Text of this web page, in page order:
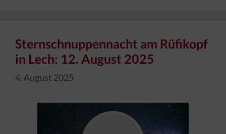
Sternschnuppennacht am Rüfikopf
in Lech: 12. August 2025
4. August 2025